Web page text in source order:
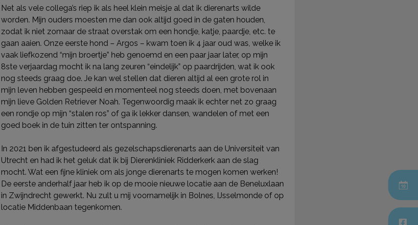
Net als vele collega’s riep ik als heel klein meisje al dat ik dierenarts wilde
worden. Mijn ouders moesten me dan ook altijd goed in de gaten houden,
zodat ik niet zomaar de straat overstak om een hondje, katje, paardje, etc. te
gaan aaien. Onze eerste hond – Argos – kwam toen ik 4 jaar oud was, welke ik
vaak liefkozend “mijn broertje” heb genoemd en een paar jaar later, op mijn
8ste verjaardag mocht ik na lang zeuren “eindelijk” op paardrijden, wat ik ook
nog steeds graag doe. Je kan wel stellen dat dieren altijd al een grote rol in
mijn leven hebben gespeeld en momenteel nog steeds doen, met bovenaan
mijn lieve Golden Retriever Noah. Tegenwoordig maak ik echter net zo graag
een rondje op mijn “stalen ros” of ga ik lekker dansen, wandelen of met een
goed boek in de tuin zitten ter ontspanning.
In 2021 ben ik afgestudeerd als gezelschapsdierenarts aan de Universiteit van
Utrecht en had ik het geluk dat ik bij Dierenkliniek Ridderkerk aan de slag
mocht. Wat een fijne kliniek om als jonge dierenarts te mogen komen werken!
De eerste anderhalf jaar heb ik op de mooie nieuwe locatie aan de Beneluxlaan
in Zwijndrecht gewerkt. Nu zult u mij voornamelijk in Bolnes, IJsselmonde of op
locatie Middenbaan tegenkomen.